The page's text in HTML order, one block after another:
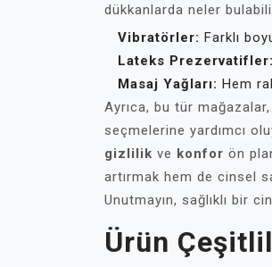
dükkanlarda neler
Vibratörler: Farklı
Lateks Prezervatifler:
Masaj Yağları: Hem
Ayrıca, bu tür mağazalar,
seçmelerine yardımcı
gizlilik ve konfor ön
artırmak hem de cinsel
Unutmayın, sağlıklı bir
Ürün